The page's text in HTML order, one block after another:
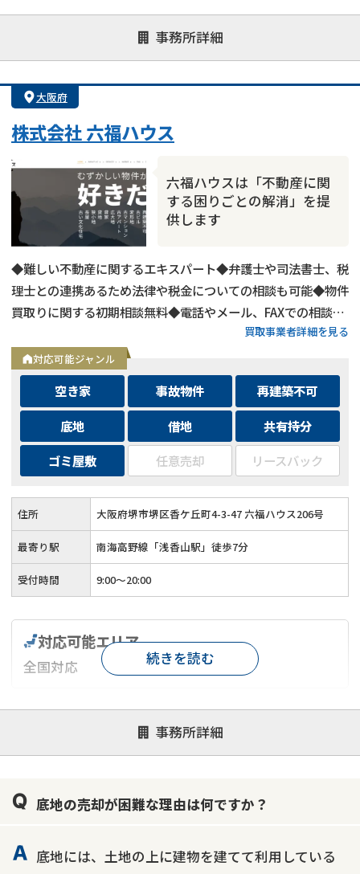
事務所詳細
対応が親身 オンライン面談可能
レスポンスが早い
1億円以上の買取可
大阪府
株式会社 六福ハウス
六福ハウスは「不動産に関
する困りごとの解消」を提
供します
◆難しい不動産に関するエキスパート◆弁護士や司法書士、税
理士との連携あるため法律や税金についての相談も可能◆物件
買取りに関する初期相談無料◆電話やメール、FAXでの相談可
買取事業者詳細を見る
対応可能ジャンル
空き家 事故物件
再建築不可
底地
借地
共有持分
ゴミ屋敷
任意売却 リースバック
住所 大阪府堺市堺区香ケ丘町4-3-47 六福ハウス206号
最寄り駅 南海高野線「浅香山駅」徒歩7分
受付時間 9:00～20:00
事務所詳細
対応可能エリア
全国対応
対応が親身 オンライン面談可能
レスポンスが早い
1億円以上の買取可
続きを読む
底地の売却が困難な理由は何ですか？
底地には、土地の上に建物を建てて利用している